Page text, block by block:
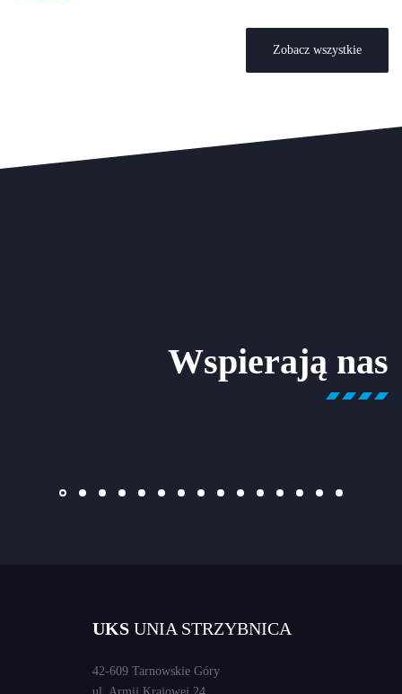
Zobacz wszystkie
Wspierają nas
UKS UNIA STRZYBNICA
42-609 Tarnowskie Góry